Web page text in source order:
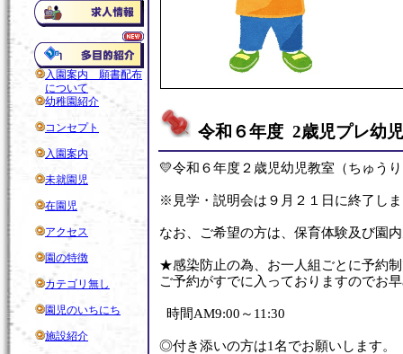
入園案内 願書配布
について
幼稚園紹介
コンセプト
入園案内
未就園児
在園児
アクセス
園の特徴
カテゴリ無し
園児のいちにち
施設紹介
令和６年度 2歳児プレ幼
💛令和６年度２歳児幼児教室（ちゅう
※見学・説明会は９月２１日に終了し
なお、ご希望の方は、保育体験及び園
★感染防止の為、お一人組ごとに予約
ご予約がすでに入っておりますのでお
時間AM9:00～11:30
◎付き添いの方は1名でお願いします。